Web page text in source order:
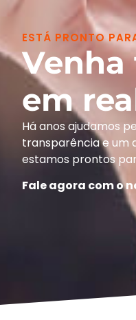
ESTÁ PRONTO
Venha
em
Há anos ajudamos
transparência e um
estamos prontos
Fale agora com o